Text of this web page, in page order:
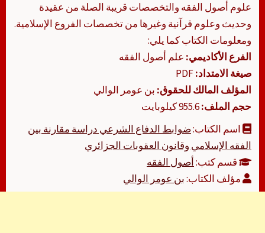
علوم أصول الفقه والتخصصات قريبة الصلة من عقيدة
وحديث وعلوم قرآنية وغيرها من تخصصات الفروع الإسلامية.
ومعلومات الكتاب كما يلي:
الفرع الأكاديمي: علم أصول الفقه
صيغة الامتداد:
المؤلف المالك للحقوق: بن عومر الوالي
حجم الملف:
اسم الكتاب:ضوابط الدفاع الشرعي دراسة مقارنة بين
الفقه الإسلامي وقانون العقوبات الجزائري
قسم كتب:أصول الفقه
مؤلف الكتاب:بن عومر الوالي